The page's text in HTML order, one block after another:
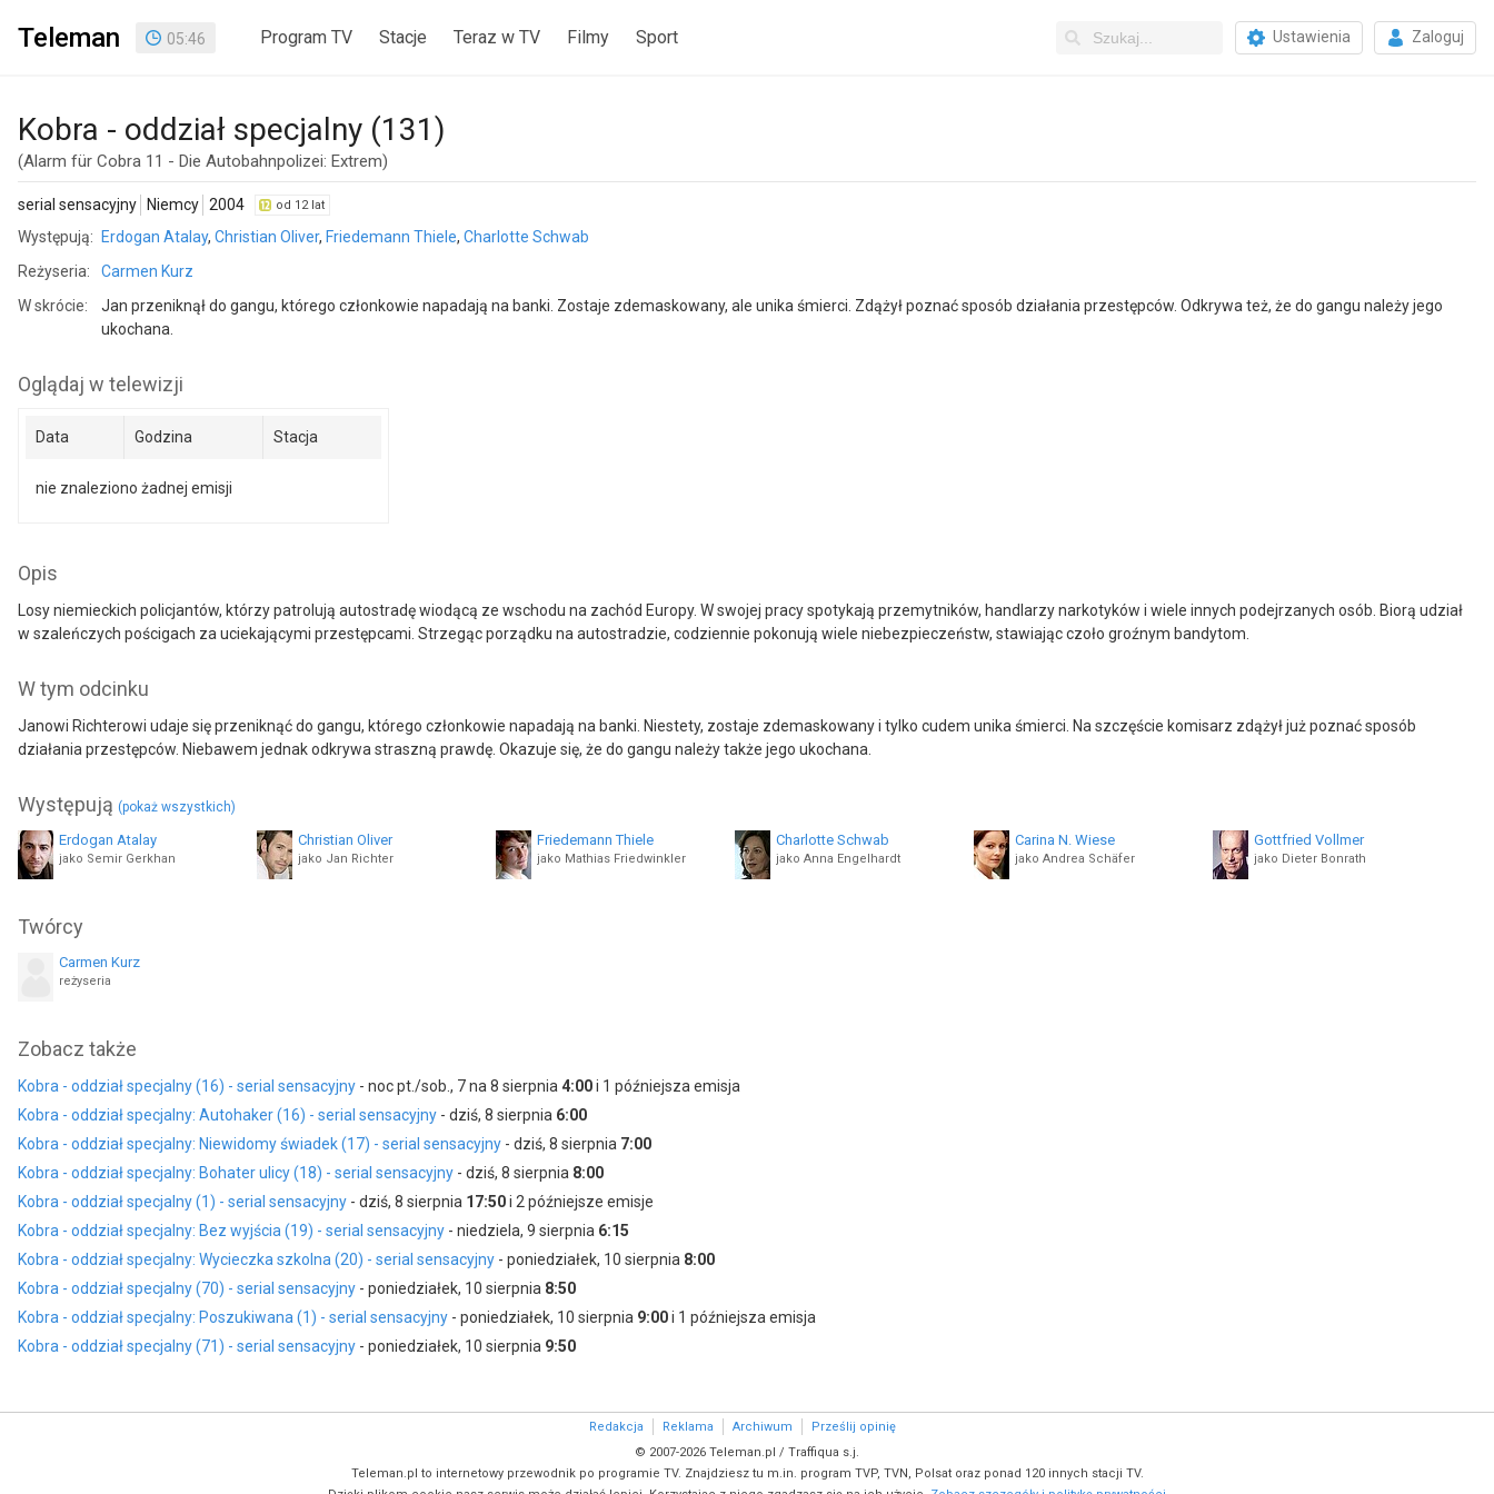
Teleman 05:46 Program TV Stacje Teraz w TV Filmy Sport Ustawienia Zaloguj
Kobra - oddział specjalny (131)
(Alarm für Cobra 11 - Die Autobahnpolizei: Extrem)
serial sensacyjny Niemcy 2004 od 12 lat
Występują: Erdogan Atalay, Christian Oliver, Friedemann Thiele, Charlotte Schwab
Reżyseria:
Carmen Kurz
W skrócie:
Jan przeniknął do gangu, którego członkowie napadają na banki. Zostaje zdemaskowany, ale unika śmierci. Zdążył poznać sposób działania przestępców. Odkrywa też, że do gangu należy jego
ukochana.
Oglądaj w telewizji
Data Godzina Stacja
nie znaleziono żadnej emisji
Opis
Losy niemieckich policjantów, którzy patrolują autostradę wiodącą ze wschodu na zachód Europy. W swojej pracy spotykają przemytników, handlarzy narkotyków i wiele innych podejrzanych osób. Biorą udział
w szaleńczych pościgach za uciekającymi przestępcami. Strzegąc porządku na autostradzie, codziennie pokonują wiele niebezpieczeństw, stawiając czoło groźnym bandytom.
W tym odcinku
Janowi Richterowi udaje się przeniknąć do gangu, którego członkowie napadają na banki. Niestety, zostaje zdemaskowany i tylko cudem unika śmierci. Na szczęście komisarz zdążył już poznać sposób
działania przestępców. Niebawem jednak odkrywa straszną prawdę. Okazuje się, że do gangu należy także jego ukochana.
Występują (pokaż wszystkich)
Erdogan Atalay
jako Semir Gerkhan
Christian Oliver
jako Jan Richter
Friedemann Thiele
jako Mathias Friedwinkler
Charlotte Schwab
jako Anna Engelhardt
Carina N. Wiese
jako Andrea Schäfer
Gottfried Vollmer
jako Dieter Bonrath
jako Horst 'Hotte' Herzberger
Twórcy
Carmen Kurz
reżyseria
Zobacz także
Kobra - oddział specjalny (16) - serial sensacyjny - noc pt./sob., 7 na 8 sierpnia 4:00i 1 późniejsza emisja
Kobra - oddział specjalny: Autohaker (16) - serial sensacyjny - dziś, 8 sierpnia 6:00
Kobra - oddział specjalny: Niewidomy świadek (17) - serial sensacyjny - dziś, 8 sierpnia 7:00
Kobra - oddział specjalny: Bohater ulicy (18) - serial sensacyjny - dziś, 8 sierpnia 8:00
Kobra - oddział specjalny (1) - serial sensacyjny - dziś, 8 sierpnia 17:50i 2 późniejsze emisje
Kobra - oddział specjalny: Bez wyjścia (19) - serial sensacyjny - niedziela, 9 sierpnia 6:15
Kobra - oddział specjalny: Wycieczka szkolna (20) - serial sensacyjny - poniedziałek, 10 sierpnia 8:00
Kobra - oddział specjalny (70) - serial sensacyjny - poniedziałek, 10 sierpnia 8:50
Kobra - oddział specjalny: Poszukiwana (1) - serial sensacyjny - poniedziałek, 10 sierpnia 9:00i 1 późniejsza emisja
Kobra - oddział specjalny (71) - serial sensacyjny - poniedziałek, 10 sierpnia 9:50
Redakcja Reklama Archiwum
Prześlij opinię
© 2007-2026 Teleman.pl / Traffiqua s.j.
Teleman.pl to internetowy przewodnik po programie TV. Znajdziesz tu m.in. program TVP, TVN, Polsat oraz ponad 120 innych stacji TV.